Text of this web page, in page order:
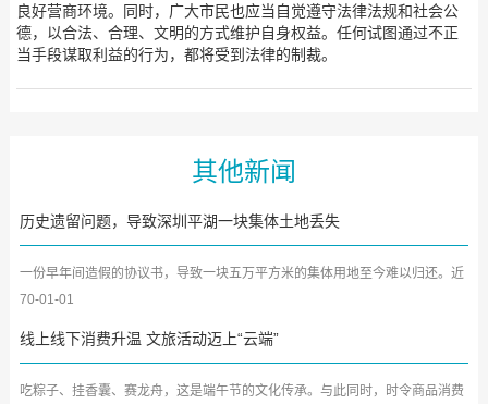
良好营商环境。同时，广大市民也应当自觉遵守法律法规和社会公
德，以合法、合理、文明的方式维护自身权益。任何试图通过不正
当手段谋取利益的行为，都将受到法律的制裁。
其他新闻
历史遗留问题，导致深圳平湖一块集体土地丢失
一份早年间造假的协议书，导致一块五万平方米的集体用地至今难以归还。近
日，白泥坑社区代理律师...
70-01-01
线上线下消费升温 文旅活动迈上“云端”
吃粽子、挂香囊、赛龙舟，这是端午节的文化传承。与此同时，时令商品消费